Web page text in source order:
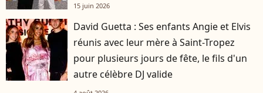
15 juin 2026
David Guetta : Ses enfants Angie et Elvis
réunis avec leur mère à Saint-Tropez
pour plusieurs jours de fête, le fils d'un
autre célèbre DJ valide